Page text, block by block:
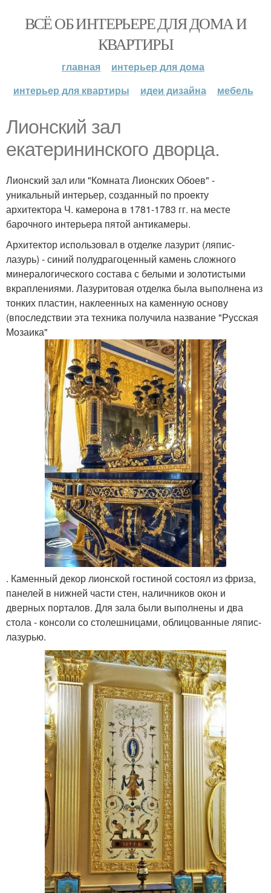
ВСЁ ОБ ИНТЕРЬЕРЕ ДЛЯ ДОМА И
КВАРТИРЫ
главная
интерьер для дома
интерьер для квартиры
идеи дизайна мебель
Лионский зал
екатерининского дворца.
Лионский зал или "Комната Лионских Обоев" -
уникальный интерьер, созданный по проекту
архитектора Ч. камерона в 1781-1783 гг. на месте
барочного интерьера пятой антикамеры.
Архитектор использовал в отделке лазурит (ляпис-
лазурь) - синий полудрагоценный камень сложного
минералогического состава с белыми и золотистыми
вкраплениями. Лазуритовая отделка была выполнена из
тонких пластин, наклеенных на каменную основу
(впоследствии эта техника получила название "Русская
Мозаика"
. Каменный декор лионской гостиной состоял из фриза,
панелей в нижней части стен, наличников окон и
дверных порталов. Для зала были выполнены и два
стола - консоли со столешницами, облицованные ляпис-
лазурью.